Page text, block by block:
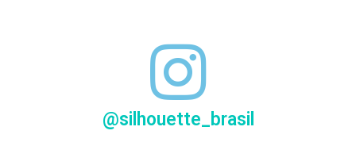
@silhouette_brasil